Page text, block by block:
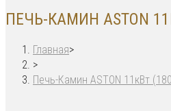
ПЕЧЬ-КАМИН ASTON
Главная>
>
Печь-Камин ASTON 11кВт